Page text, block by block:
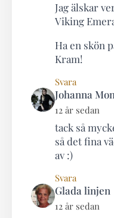
Jag älskar
Viking
Ha en skön
Kram!
Svara
Johanna
12 år sedan
tack så
så det fina
av :)
Svara
Glada linjen
12 år sedan